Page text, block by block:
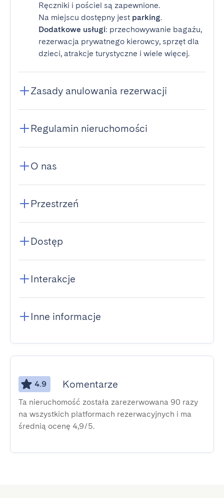
Ręczniki i pościel są zapewnione.
Na miejscu dostępny jest parking.
Dodatkowe usługi: przechowywanie bagażu,
rezerwacja prywatnego kierowcy, sprzęt dla
dzieci, atrakcje turystyczne i wiele więcej.
Zasady anulowania rezerwacji
Regulamin nieruchomości
O nas
Przestrzeń
Dostęp
Interakcje
Inne informacje
4.9 Komentarze
Ta nieruchomość została zarezerwowana 90 razy
na wszystkich platformach rezerwacyjnych i ma
średnią ocenę 4,9/5.